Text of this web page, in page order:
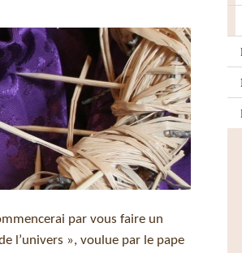
par vous faire un
l’univers », voulue par le pape